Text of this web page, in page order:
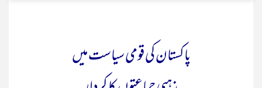
پاکستان کی قومی سیاست میں